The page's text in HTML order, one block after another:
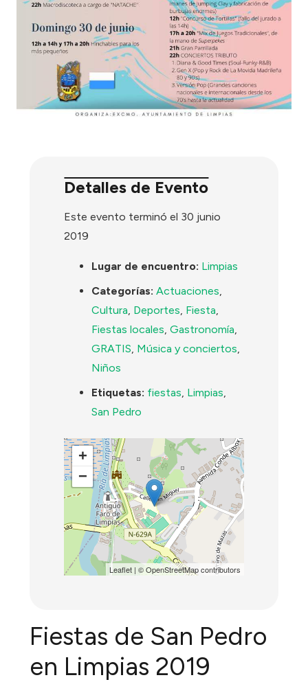
Detalles de Evento
Este evento terminó el 30 junio
2019
Lugar de encuentro: Limpias
Categorías: Actuaciones
Cultura Deportes Fiesta
Fiestas locales ,Gastronomía
GRATIS Música y conciertos
Niños
Etiquetas: fiestas Limpias
San Pedro
+
−
Leaflet| ©OpenStreetMapcontributors
Fiestas de San Pedro
en Limpias 2019